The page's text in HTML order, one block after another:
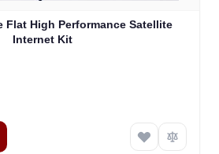
Flat High Performance Satellite
Internet Kit